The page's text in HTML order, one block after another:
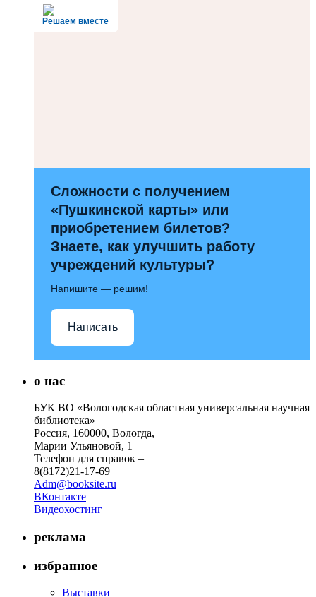
Решаем вместе
Сложности с получением
«Пушкинской карты» или
приобретением билетов?
Знаете, как улучшить работу
учреждений культуры?
Напишите — решим!
Написать
о нас
БУК ВО «Вологодская областная универсальная научная
библиотека»
Россия, 160000, Вологда,
Марии Ульяновой, 1
Телефон для справок –
8(8172)21-17-69
Adm@booksite.ru
ВКонтакте
Видеохостинг
реклама
избранное
Выставки